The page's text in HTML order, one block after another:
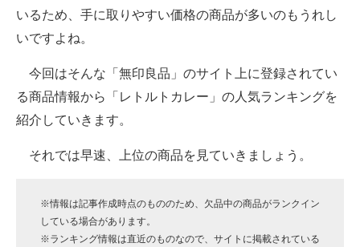
進化するPCとデバイスの未来
好きが集まる 比べて選べる
ビジネスと働き方のヒント
いるため、手に取りやすい価格の商品が多いのもうれし
いですよね。
今回はそんな「無印良品」のサイト上に登録されてい
る商品情報から「レトルトカレー」の人気ランキングを
紹介していきます。
それでは早速、上位の商品を見ていきましょう。
※情報は記事作成時点のもののため、欠品中の商品がランクイン
している場合があります。
※ランキング情報は直近のものなので、サイトに掲載されている